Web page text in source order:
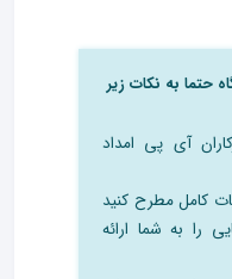
حتما به نکات زیر
آی پی امداد
کامل مطرح کنید
را به شما ارائه